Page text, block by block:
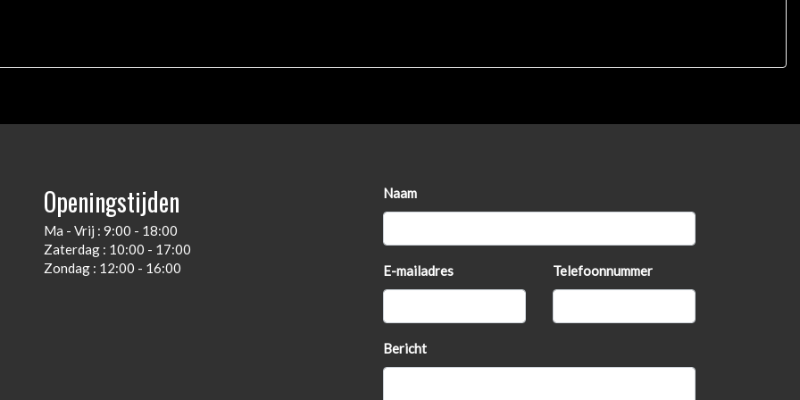
Openingstijden
Ma - Vrij : 9:00 - 18:00
Zaterdag : 10:00 - 17:00
Zondag : 12:00 - 16:00
Naam
E-mailadres Telefoonnummer
Bericht